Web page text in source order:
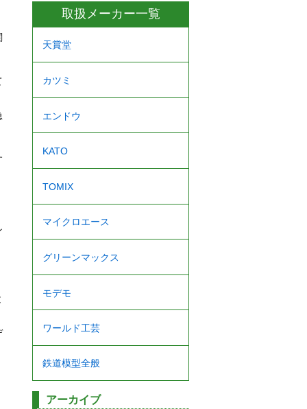
取扱メーカー一覧
天賞堂
カツミ
エンドウ
KATO
TOMIX
マイクロエース
グリーンマックス
モデモ
ワールド工芸
鉄道模型全般
アーカイブ